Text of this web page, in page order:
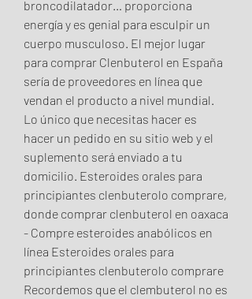
broncodilatador… proporciona
energía y es genial para esculpir un
cuerpo musculoso. El mejor lugar
para comprar Clenbuterol en España
sería de proveedores en línea que
vendan el producto a nivel mundial.
Lo único que necesitas hacer es
hacer un pedido en su sitio web y el
suplemento será enviado a tu
domicilio. Esteroides orales para
principiantes clenbuterolo comprare,
donde comprar clenbuterol en oaxaca
- Compre esteroides anabólicos en
línea Esteroides orales para
principiantes clenbuterolo comprare
Recordemos que el clembuterol no es